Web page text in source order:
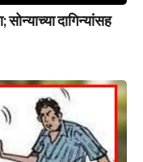
दागिन्यांसह